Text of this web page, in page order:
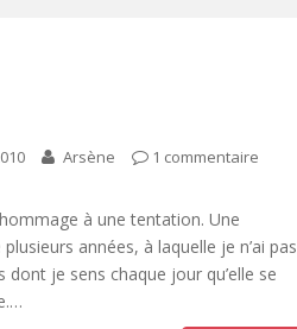
Arsène 1 commentaire
à une tentation. Une
années, à laquelle je n’ai pas
dont je sens chaque jour qu’elle se